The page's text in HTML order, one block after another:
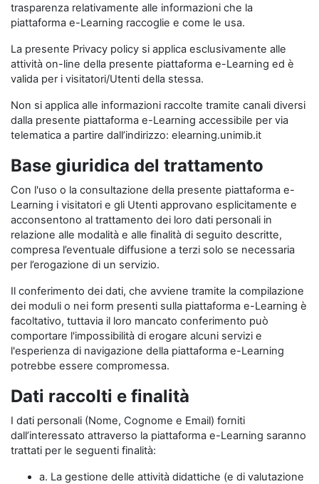
trasparenza relativamente alle informazioni che la
piattaforma e-Learning raccoglie e come le usa.
La presente Privacy policy si applica esclusivamente alle
attività on-line della presente piattaforma e-Learning ed è
valida per i visitatori/Utenti della stessa.
Non si applica alle informazioni raccolte tramite canali diversi
dalla presente piattaforma e-Learning accessibile per via
telematica a partire dall’indirizzo: elearning.unimib.it
Base giuridica del trattamento
Con l'uso o la consultazione della presente piattaforma e-
Learning i visitatori e gli Utenti approvano esplicitamente e
acconsentono al trattamento dei loro dati personali in
relazione alle modalità e alle finalità di seguito descritte,
compresa l’eventuale diffusione a terzi solo se necessaria
per l’erogazione di un servizio.
Il conferimento dei dati, che avviene tramite la compilazione
dei moduli o nei form presenti sulla piattaforma e-Learning è
facoltativo, tuttavia il loro mancato conferimento può
comportare l'impossibilità di erogare alcuni servizi e
l'esperienza di navigazione della piattaforma e-Learning
potrebbe essere compromessa.
Dati raccolti e finalità
I dati personali (Nome, Cognome e Email) forniti
dall’interessato attraverso la piattaforma e-Learning saranno
trattati per le seguenti finalità:
a. La gestione delle attività didattiche (e di valutazione